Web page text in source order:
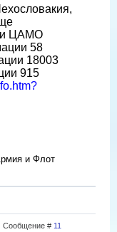
ЦАМО
58
18003
915
и Флот
Сообщение # 11